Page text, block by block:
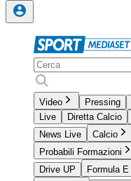
Video Pressing
Live
Diretta Calcio
News Live
Calcio
Probabili Formazioni
Drive UP
Formula E